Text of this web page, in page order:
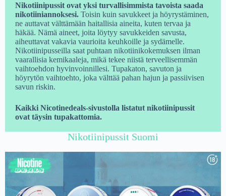
Nikotiinipussit ovat yksi turvallisimmista tavoista saada
nikotiiniannoksesi. Toisin kuin savukkeet ja höyrystäminen,
ne auttavat välttämään haitallisia aineita, kuten tervaa ja
häkää. Nämä aineet, joita löytyy savukkeiden savusta,
aiheuttavat vakavia vaurioita keuhkoille ja sydämelle.
Nikotiinipusseilla saat puhtaan nikotiinikokemuksen ilman
vaarallisia kemikaaleja, mikä tekee niistä terveellisemmän
vaihtoehdon hyvinvoinnillesi. Tupakaton, savuton ja
höyrytön vaihtoehto, joka välttää pahan hajun ja passiivisen
savun riskin.
Kaikki Nicotinedeals-sivustolla listatut nikotiinipussit
ovat täysin tupakattomia.
Nikotiinipussit Suomi